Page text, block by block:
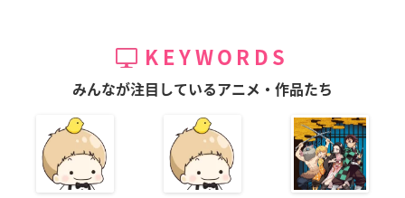
KEYWORDS
みんなが注目しているアニメ・作品たち